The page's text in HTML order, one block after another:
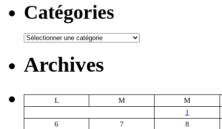
Catégories
Catégories
Archives
L M
M
1
6
7
8